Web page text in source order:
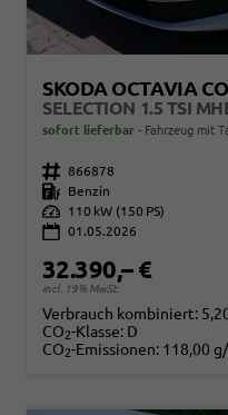
SKODA OCTAVIA
sofort lieferbar Fahrzeug mit
Fahrzeugnr. 866878
Kraftstoff
Benzin
Leistung
110 kW (150 PS)
01.05.2026
32.390,– €
incl. 19% MwSt.
Verbrauch kombiniert:
CO2-Klasse: D
CO2-Emissionen: 118,00